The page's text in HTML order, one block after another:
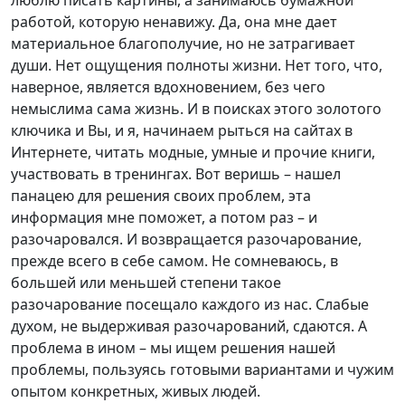
работой, которую ненавижу. Да, она мне дает
материальное благополучие, но не затрагивает
души. Нет ощущения полноты жизни. Нет того, что,
наверное, является вдохновением, без чего
немыслима сама жизнь. И в поисках этого золотого
ключика и Вы, и я, начинаем рыться на сайтах в
Интернете, читать модные, умные и прочие книги,
участвовать в тренингах. Вот веришь – нашел
панацею для решения своих проблем, эта
информация мне поможет, а потом раз – и
разочаровался. И возвращается разочарование,
прежде всего в себе самом. Не сомневаюсь, в
большей или меньшей степени такое
разочарование посещало каждого из нас. Слабые
духом, не выдерживая разочарований, сдаются. А
проблема в ином – мы ищем решения нашей
проблемы, пользуясь готовыми вариантами и чужим
опытом конкретных, живых людей.